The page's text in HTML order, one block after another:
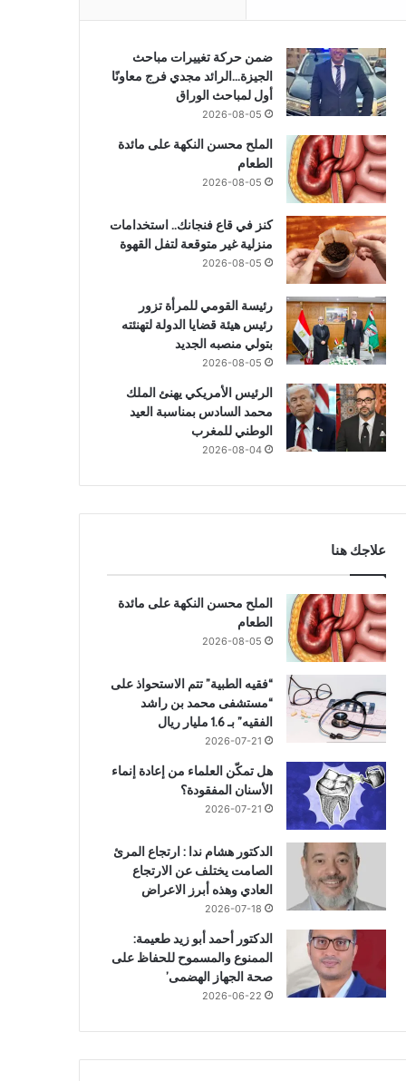
من البشرة إلى القلب.. المشمش
تعرف على فوائد المنظار فى استئصال القولون
2026-07-05
56 حالة زائدة دودية في منطقة واحدة بالسودان.. لغز طبي والسلطات تحقق
2026-07-03
ضمن حركة تغييرات مباحث
الجيزة…الرائد مجدي فرج معاونًا
أول لمباحث الوراق
2026-08-05
الملح محسن النكهة على مائدة
الطعام
2026-08-05
كنز في قاع فنجانك.. استخدامات
منزلية غير متوقعة لتفل القهوة
2026-08-05
رئيسة القومي للمرأة تزور
رئيس هيئة قضايا الدولة لتهنئته
بتولي منصبه الجديد
2026-08-05
الرئيس الأمريكي يهنئ الملك
محمد السادس بمناسبة العيد
الوطني للمغرب
2026-08-04
علاجك هنا
الملح محسن النكهة على مائدة
الطعام
2026-08-05
“فقيه الطبية” تتم الاستحواذ على
“مستشفى محمد بن راشد
الفقيه” بـ 1.6 مليار ريال
2026-07-21
هل تمكّن العلماء من إعادة إنماء
الأسنان المفقودة؟
2026-07-21
الدكتور هشام ندا : ارتجاع المرئ
الصامت يختلف عن الارتجاع
العادي وهذه أبرز الاعراض
2026-07-18
الدكتور أحمد أبو زيد طعيمة:
الممنوع والمسموح للحفاظ على
صحة الجهاز الهضمى’
2026-06-22